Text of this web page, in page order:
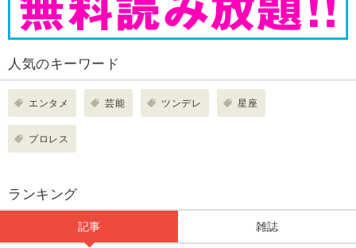
人気のキーワード
エンタメ 芸能 ツンデレ 星座
プロレス
ランキング
記事 雑誌